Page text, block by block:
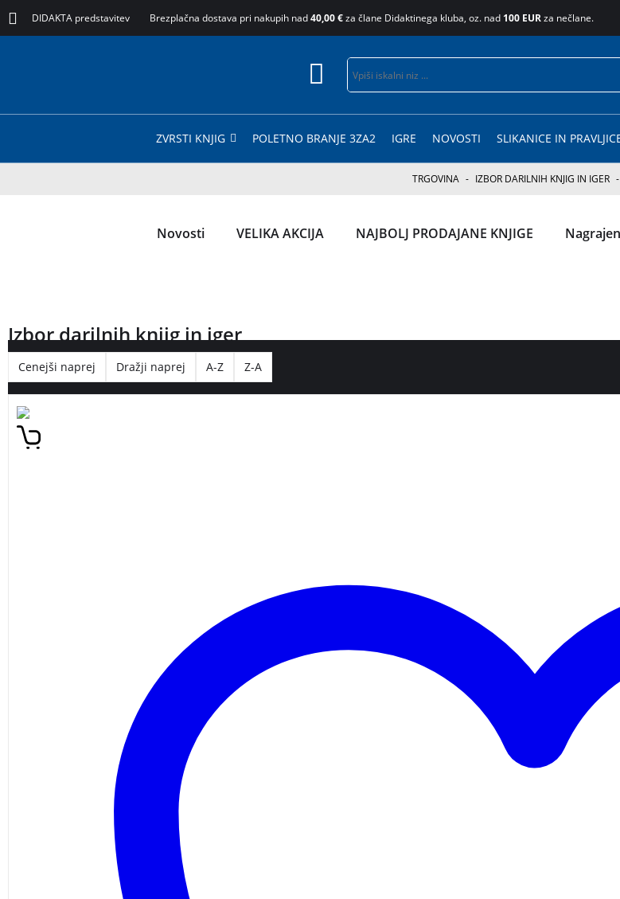
DIDAKTA predstavitev Brezplačna dostava pri nakupih nad40,00 €za člane Didaktinega kluba, oz. nad 100 EURza nečlane.
ZVRSTI KNJIG POLETNO BRANJE 3ZA2 IGRE NOVOSTI SLIKANICE IN
TRGOVINA - IZBOR DARILNIH KNJIG IN IGER -
Novosti VELIKA AKCIJA NAJBOLJ PRODAJANE KNJIGE
Izbor darilnih knjig in iger
Cenejši naprej Dražji naprej A-Z Z-A
Naredite veselje vašim otrokom, da skozi igro in zabavo spoznajo svet črk. Vaši otroci bodo z enostavnim